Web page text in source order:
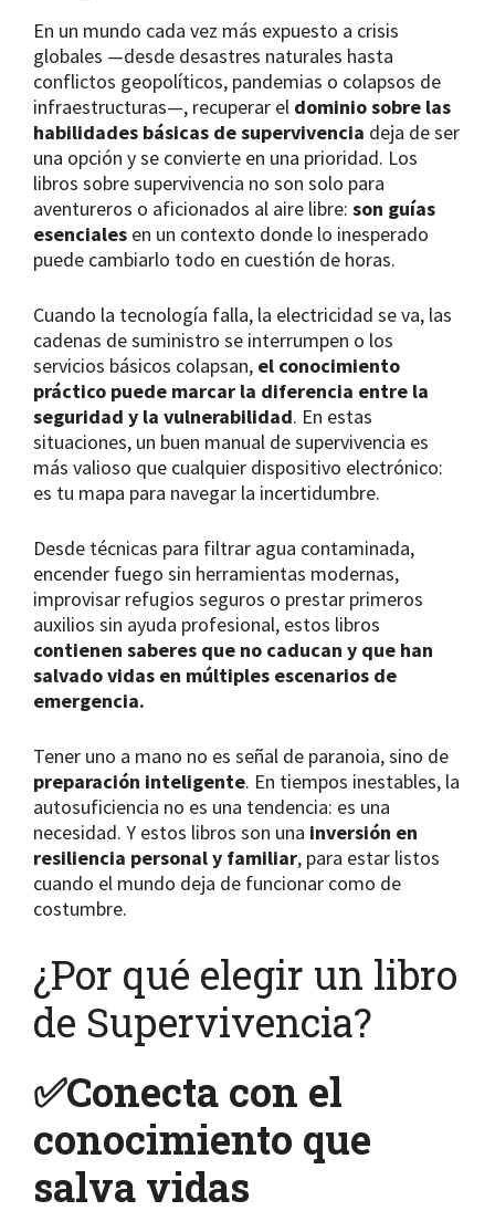
En un mundo cada vez más expuesto a crisis
globales —desde desastres naturales hasta
conflictos geopolíticos, pandemias o colapsos de
infraestructuras—, recuperar el dominio sobre las
habilidades básicas de supervivencia deja de ser
una opción y se convierte en una prioridad. Los
libros sobre supervivencia no son solo para
aventureros o aficionados al aire libre: son guías
esenciales en un contexto donde lo inesperado
puede cambiarlo todo en cuestión de horas.
Cuando la tecnología falla, la electricidad se va, las
cadenas de suministro se interrumpen o los
servicios básicos colapsan, el conocimiento
práctico puede marcar la diferencia entre la
seguridad y la vulnerabilidad. En estas
situaciones, un buen manual de supervivencia es
más valioso que cualquier dispositivo electrónico:
es tu mapa para navegar la incertidumbre.
Desde técnicas para filtrar agua contaminada,
encender fuego sin herramientas modernas,
improvisar refugios seguros o prestar primeros
auxilios sin ayuda profesional, estos libros
contienen saberes que no caducan y que han
salvado vidas en múltiples escenarios de
emergencia.
Tener uno a mano no es señal de paranoia, sino de
preparación inteligente. En tiempos inestables, la
autosuficiencia no es una tendencia: es una
necesidad. Y estos libros son una inversión en
resiliencia personal y familiar, para estar listos
cuando el mundo deja de funcionar como de
costumbre.
¿Por qué elegir un libro
de Supervivencia?
✅Conecta con el
conocimiento que
salva vidas